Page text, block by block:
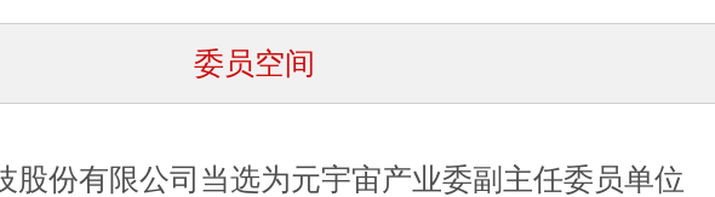
委员空间
股份有限公司当选为元宇宙产业委副主任委员单位